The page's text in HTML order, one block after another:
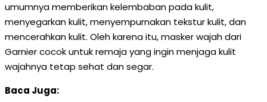
umumnya memberikan kelembaban pada kulit,
menyegarkan kulit, menyempurnakan tekstur kulit, dan
mencerahkan kulit. Oleh karena itu, masker wajah dari
Garnier cocok untuk remaja yang ingin menjaga kulit
wajahnya tetap sehat dan segar.
Baca Juga: